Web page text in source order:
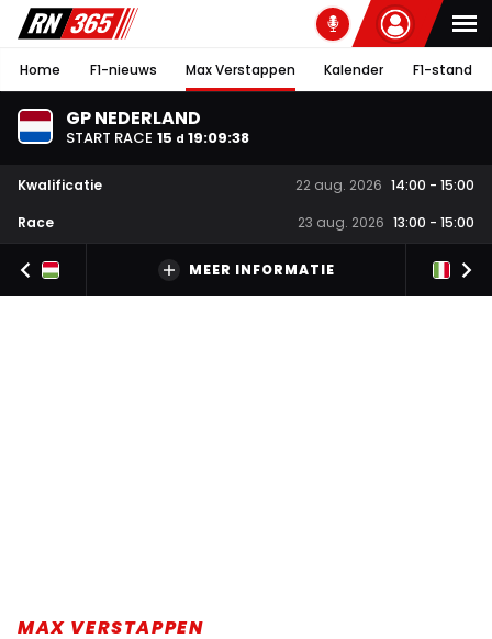
Home F1-nieuws Max Verstappen Kalender F1-stand
GP NEDERLAND
START RACE 15 d 19:09:37
Kwalificatie 22 aug. 2026 14:00 - 15:00
Race
23 aug. 2026 13:00 - 15:00
MEER INFORMATIE
MAX VERSTAPPEN